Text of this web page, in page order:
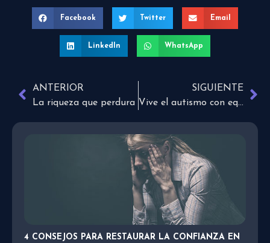
Facebook Twitter Email
LinkedIn WhatsApp
ANTERIOR
La riqueza que perdura
SIGUIENTE
Vive el autismo con equipaje ligero
4 CONSEJOS PARA RESTAURAR LA CONFIANZA EN